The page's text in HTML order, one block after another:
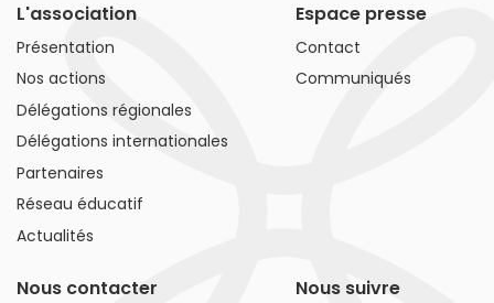
L'association
Présentation
Nos actions
Délégations régionales
Délégations internationales
Partenaires
Réseau éducatif
Actualités
Espace presse
Contact
Communiqués
Nous contacter Nous suivre